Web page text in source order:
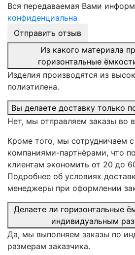
Вся передаваемая Вами
конфиденциальна
Отправить отзыв
Из какого материала
горизонтальные
Изделия производятся из
полиэтилена.
Вы делаете доставку только
Нет, мы отправляем заказы во
Кроме того, мы сотрудничаем
компаниями-партнёрами, что
клиентам экономить от 20 до
Подробнее об условиях
менеджеры при оформлении
Делаете ли горизонтальные
индивидуальным
Да, мы выполняем заказы по
размерам заказчика.